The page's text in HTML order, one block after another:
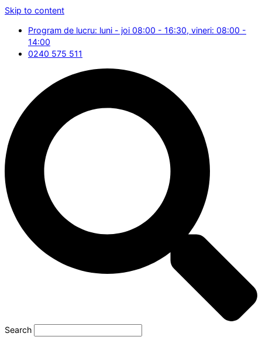
Skip to content
Program de lucru: luni - joi 08:00 - 16:30, vineri: 08:00 -
14:00
0240 575 511
Search